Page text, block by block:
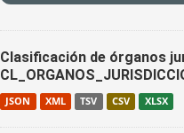
Clasificación de órganos
JSON XML TSV CSV XLSX